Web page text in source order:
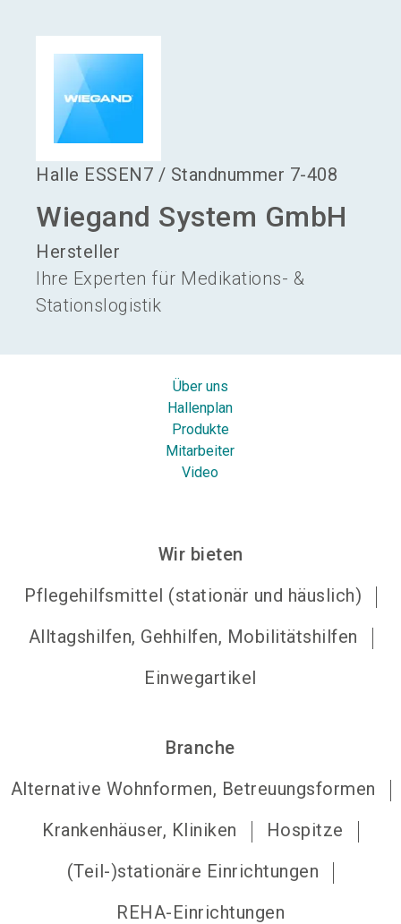
Halle ESSEN7 / Standnummer 7-408
Wiegand System GmbH
Hersteller
Ihre Experten für Medikations- &
Stationslogistik
Über uns
Hallenplan
Produkte
Mitarbeiter
Video
Wir bieten
Pflegehilfsmittel (stationär und häuslich)
Alltagshilfen, Gehhilfen, Mobilitätshilfen
Einwegartikel
Branche
Alternative Wohnformen, Betreuungsformen
Krankenhäuser, Kliniken
Hospitze
(Teil-)stationäre Einrichtungen
REHA-Einrichtungen